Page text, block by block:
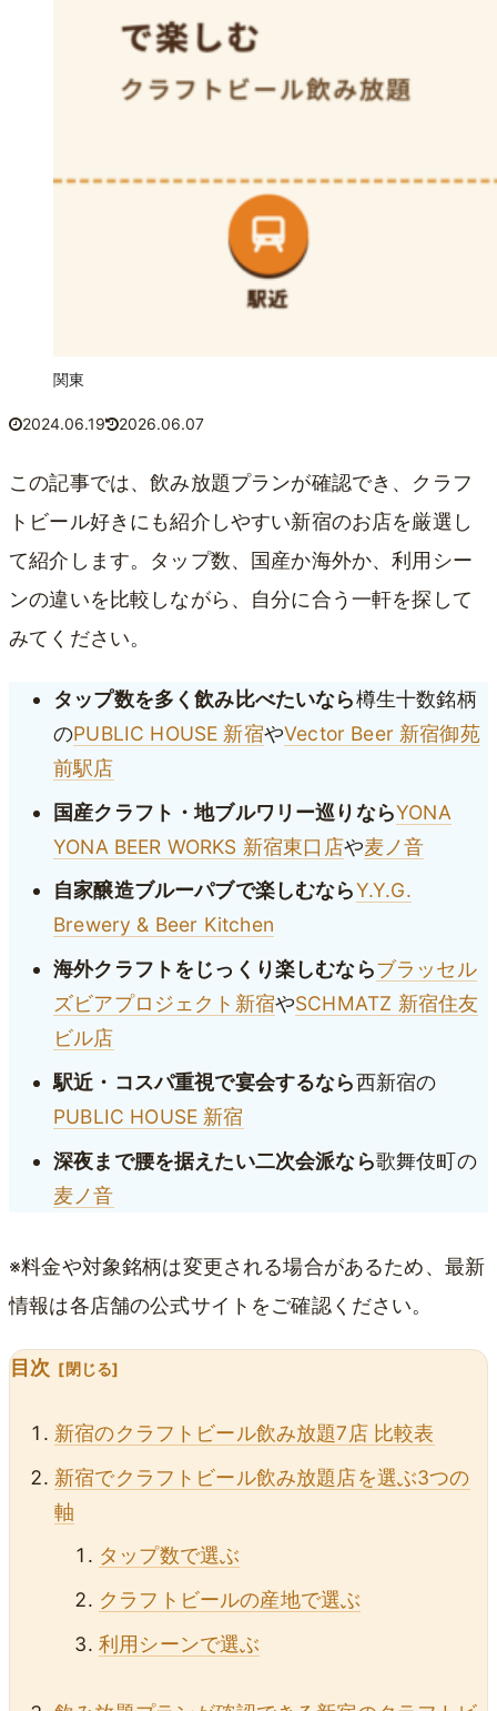
関東
2024.06.19 2026.06.07
この記事では、飲み放題プランが確認でき、クラフ
トビール好きにも紹介しやすい新宿のお店を厳選し
て紹介します。タップ数、国産か海外か、利用シー
ンの違いを比較しながら、自分に合う一軒を探して
みてください。
タップ数を多く飲み比べたいなら樽生十数銘柄
のPUBLIC HOUSE 新宿やVector Beer 新宿御苑
前駅店
国産クラフト・地ブルワリー巡りならYONA
YONA BEER WORKS 新宿東口店や麦ノ音
自家醸造ブルーパブで楽しむならY.Y.G.
Brewery & Beer Kitchen
海外クラフトをじっくり楽しむならブラッセル
ズビアプロジェクト新宿やSCHMATZ 新宿住友
ビル店
駅近・コスパ重視で宴会するなら西新宿の
PUBLIC HOUSE 新宿
深夜まで腰を据えたい二次会派なら歌舞伎町の
麦ノ音
※料金や対象銘柄は変更される場合があるため、最新
情報は各店舗の公式サイトをご確認ください。
目次
新宿のクラフトビール飲み放題7店 比較表
新宿でクラフトビール飲み放題店を選ぶ3つの
軸
タップ数で選ぶ
クラフトビールの産地で選ぶ
利用シーンで選ぶ